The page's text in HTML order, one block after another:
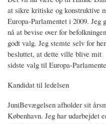
at sikre kritiske og konstruktive
Europa-Parlamentet i 2009.
nå at bevise over for
godt valg. Jeg stemte selv for
besluttet, at dette ville blive mit
sidste valg til Europa-
Kandidat til ledelsen
JuniBevægelsen afholder sit
København. Jeg har udarbejdet